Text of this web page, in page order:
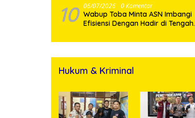
Karo Bakar Lokasi
10 06/07/2026 0 Komentar
Wabup Toba Minta ASN Imbangi
Efisiensi Dengan Hadir di Tengah
Hukum & Kriminal